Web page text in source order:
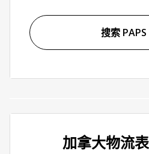
搜索
加拿大物流